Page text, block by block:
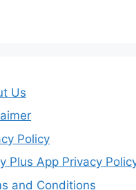
Us
Policy
Plus App Privacy
and Conditions